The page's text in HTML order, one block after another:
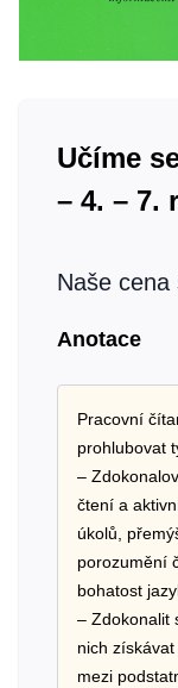
Učíme
– 4. – 7.
Naše cena
Anotace
Pracovní
prohlubovat
–
čtení a
úkolů,
porozumění
bohatost
– Zdokonalit
nich
mezi